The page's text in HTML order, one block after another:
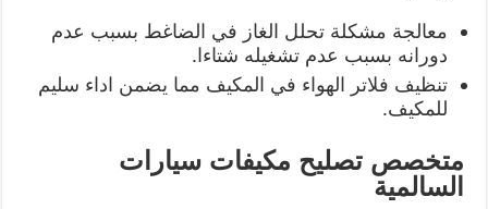
معالجة مشكلة تحلل الغاز في الضاغط بسبب عدم
دورانه بسبب عدم تشغيله شتاءا.
تنظيف فلاتر الهواء في المكيف مما يضمن اداء سليم
للمكيف.
متخصص تصليح مكيفات سيارات
السالمية